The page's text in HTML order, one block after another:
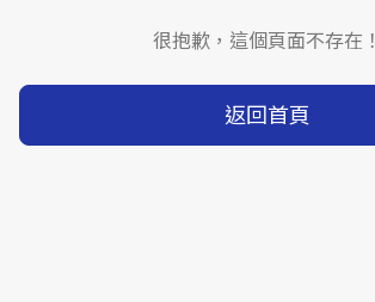
很抱歉，這個頁面不存在！
返回首頁